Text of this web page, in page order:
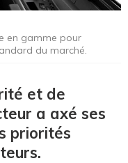
en gamme pour
du marché.
et de
a axé ses
priorités